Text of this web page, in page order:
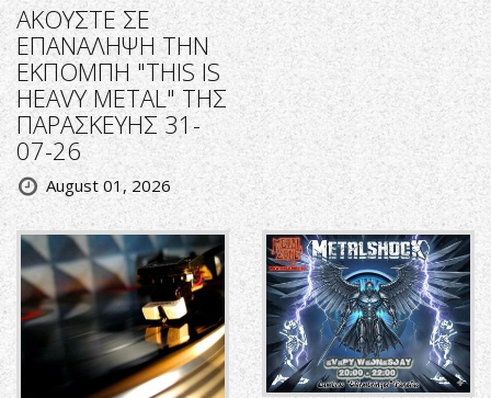
ΑΚΟΥΣΤΕ ΣΕ
ΕΠΑΝΑΛΗΨΗ ΤΗΝ
ΕΚΠΟΜΠΗ "THIS IS
HEAVY METAL" ΤΗΣ
ΠΑΡΑΣΚΕΥΗΣ 31-
07-26
August 01, 2026